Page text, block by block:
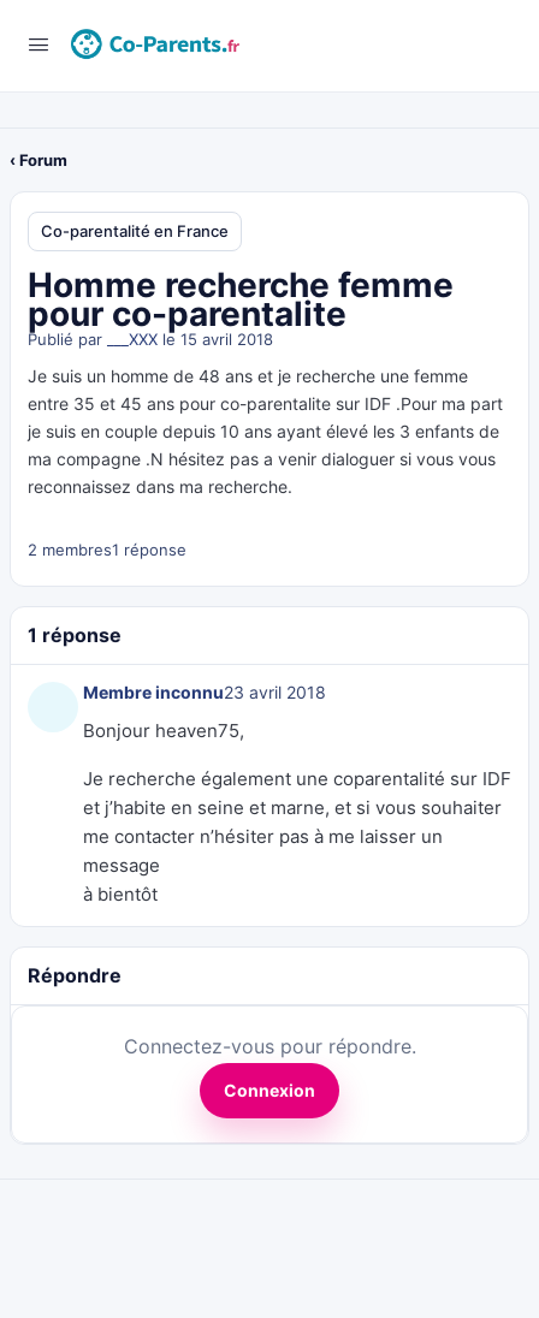
‹ Forum
Co-parentalité en France
Homme recherche femme
pour co-parentalite
Publié par ___XXX le 15 avril 2018
Je suis un homme de 48 ans et je recherche une femme
entre 35 et 45 ans pour co-parentalite sur IDF .Pour ma part
je suis en couple depuis 10 ans ayant élevé les 3 enfants de
ma compagne .N hésitez pas a venir dialoguer si vous vous
reconnaissez dans ma recherche.
2 membres1 réponse
1 réponse
Membre inconnu23 avril 2018
Bonjour heaven75,
Je recherche également une coparentalité sur IDF
et j’habite en seine et marne, et si vous souhaiter
me contacter n’hésiter pas à me laisser un
message
à bientôt
Répondre
Connectez-vous pour répondre.
Connexion